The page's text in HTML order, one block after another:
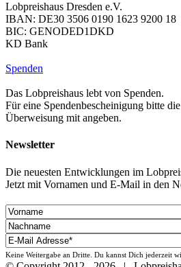
Lobpreishaus Dresden e.V.
IBAN: DE30 3506 0190 1623 9200 18
BIC: GENODED1DKD
KD Bank
Spenden
Das Lobpreishaus lebt von Spenden.
Für eine Spendenbescheinigung bitte
Überweisung mit angeben.
Newsletter
Die neuesten Entwicklungen im
Jetzt mit Vornamen und E-Mail in den
Keine Weitergabe an Dritte. Du kannst Dich jederzeit